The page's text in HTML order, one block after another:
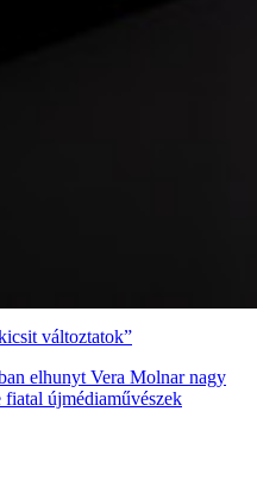
változtatok”
elhunyt Vera Molnar nagy
újmédiaművészek